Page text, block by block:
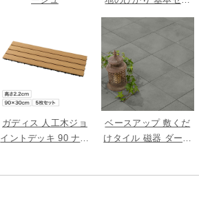
ト
ガディス 人工木ジョ
イントデッキ 90 ナチ
ベースアップ 敷くだ
けタイル 磁器 ダーク